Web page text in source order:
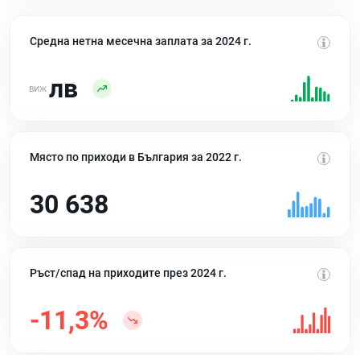
Средна нетна месечна заплата за 2024 г.
лв
Място по приходи в България за 2022 г.
30 638
Ръст/спад на приходите през 2024 г.
-11,3%